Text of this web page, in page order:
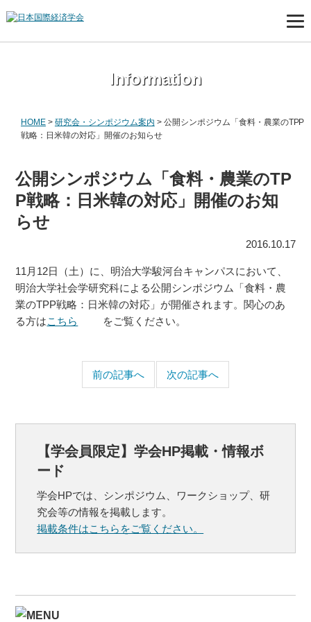
Information
HOME> 研究会・シンポジウム案内 > 公開シンポジウム「食料・農業のTPP
戦略：日米韓の対応」開催のお知らせ
公開シンポジウム「食料・農業のTP
P戦略：日米韓の対応」開催のお知
らせ
2016.10.17
11月12日（土）に、明治大学駿河台キャンパスにおいて、
明治大学社会学研究科による公開シンポジウム「食料・農
業のTPP戦略：日米韓の対応」が開催されます。関心のあ
る方はこちら をご覧ください。
前の記事へ 次の記事へ
【学会員限定】学会HP掲載・情報ボ
ード
学会HPでは、シンポジウム、ワークショップ、研
究会等の情報を掲載します。
掲載条件はこちらをご覧ください。